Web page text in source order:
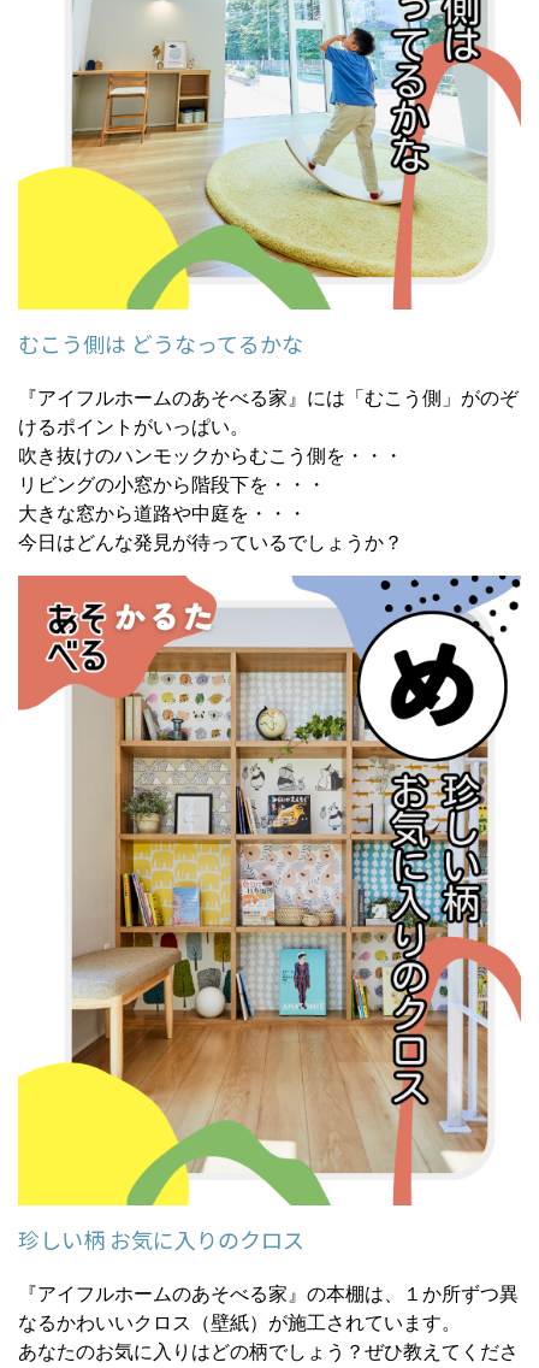
むこう側は どうなってるかな
『アイフルホームのあそべる家』には「むこう側」がのぞ
けるポイントがいっぱい。
吹き抜けのハンモックからむこう側を・・・
リビングの小窓から階段下を・・・
大きな窓から道路や中庭を・・・
今日はどんな発見が待っているでしょうか？
珍しい柄 お気に入りのクロス
『アイフルホームのあそべる家』の本棚は、１か所ずつ異
なるかわいいクロス（壁紙）が施工されています。
あなたのお気に入りはどの柄でしょう？ぜひ教えてくださ